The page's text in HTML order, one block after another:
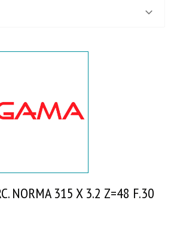
NORMA 315 X 3.2 Z=48 F.30